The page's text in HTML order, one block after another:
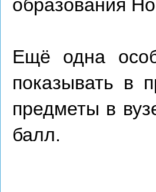
образования
Ещё одна
показывать в
предметы в
балл.